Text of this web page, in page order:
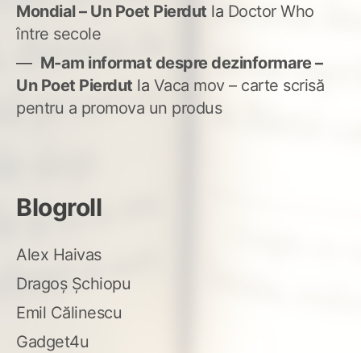
Mondial – Un Poet Pierdut la Doctor Who
între secole
M-am informat despre dezinformare –
Un Poet Pierdut la Vaca mov – carte scrisă
pentru a promova un produs
Blogroll
Alex Haivas
Dragoș Șchiopu
Emil Călinescu
Gadget4u